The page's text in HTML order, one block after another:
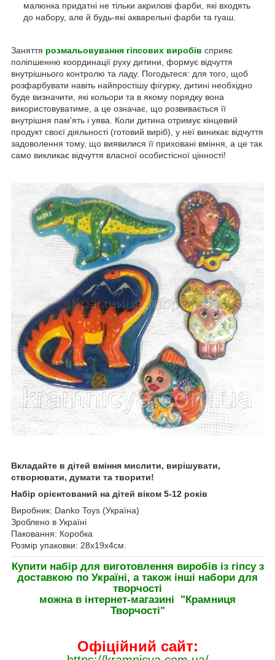
малюнка придатні не тільки акрилові фарби, які входять
до набору, але й будь-які акварельні фарби та гуаш.
Заняття розмальовування гіпсових виробів сприяє
поліпшенню координації руху дитини, формує відчуття
внутрішнього контролю та ладу. Погодьтеся: для того, щоб
розфарбувати навіть найпростішу фігурку, дитині необхідно
буде визначити, які кольори та в якому порядку вона
використовуватиме, а це означає, що розвивається її
внутрішня пам'ять і уява. Коли дитина отримує кінцевий
продукт своєї діяльності (готовий виріб), у неї виникає відчуття
задоволення тому, що виявилися її приховані вміння, а це так
само викликає відчуття власної особистісної цінності!
Вкладайте в дітей вміння мислити, вирішувати,
створювати, думати та творити!
Набір орієнтований на дітей віком 5-12 років
Виробник: Danko Toys (Україна)
Зроблено в Україні
Паковання: Коробка
Розмір упаковки: 28х19х4см.
Купити набір для виготовлення виробів із гіпсу з
доставкою по Україні, а також інші набори для
творчості
можна в інтернет-магазині "Крамниця
Творчостi"
Офіційний сайт: